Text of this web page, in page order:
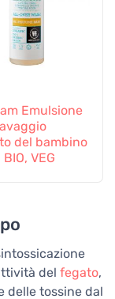
Emulsione
del bambino
VEG
del fegato,
delle tossine dal